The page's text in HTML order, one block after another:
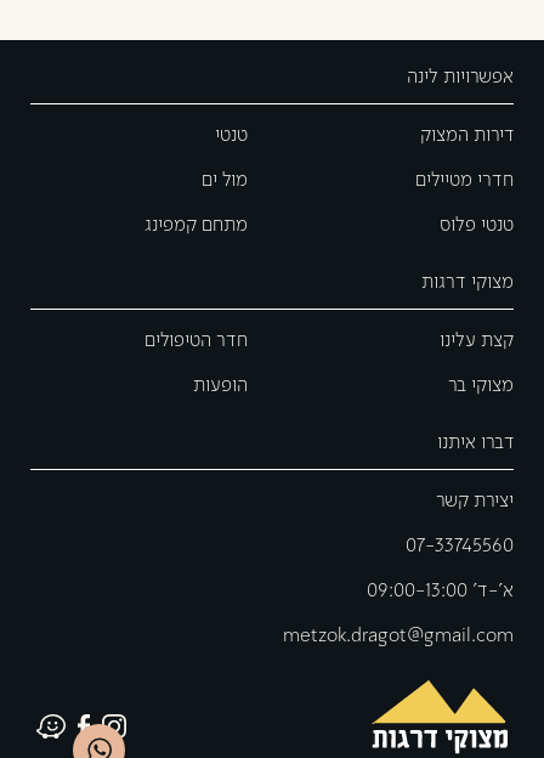
אפשרויות לינה
דירות המצוק
חדרי מטיילים
טנטי פלוס
טנטי
מול ים
מתחם קמפינג
מצוקי דרגות
קצת עלינו
מצוקי בר
חדר הטיפולים
הופעות
דברו איתנו
יצירת קשר
07-33745560
א'-ד' 09:00-13:00
metzok.dragot@gmail.com